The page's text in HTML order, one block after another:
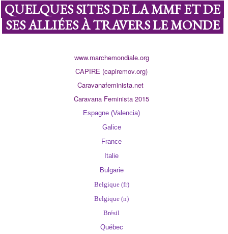
QUELQUES SITES DE LA MMF ET DE
SES ALLIÉES À TRAVERS LE MONDE
www.marchemondiale.org
CAPIRE (capiremov.org)
Caravanafeminista.net
Caravana Feminista 2015
Espagne (Valencia)
Galice
France
Italie
Bulgarie
Belgique(fr)
Belgique (n)
Brésil
Québec